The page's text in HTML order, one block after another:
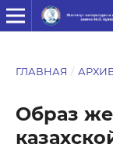
ГЛАВНАЯ /
Образ